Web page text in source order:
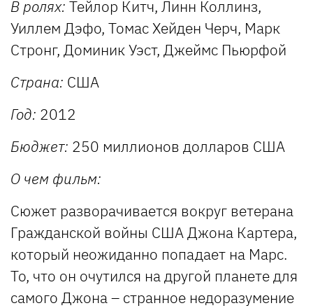
В ролях: Тейлор Китч, Линн Коллинз,
Уиллем Дэфо, Томас Хейден Черч, Марк
Стронг, Доминик Уэст, Джеймс Пьюрфой
Страна: США
Год: 2012
Бюджет: 250 миллионов долларов США
О чем фильм:
Сюжет разворачивается вокруг ветерана
Гражданской войны США Джона Картера,
который неожиданно попадает на Марс.
То, что он очутился на другой планете для
самого Джона – странное недоразумение